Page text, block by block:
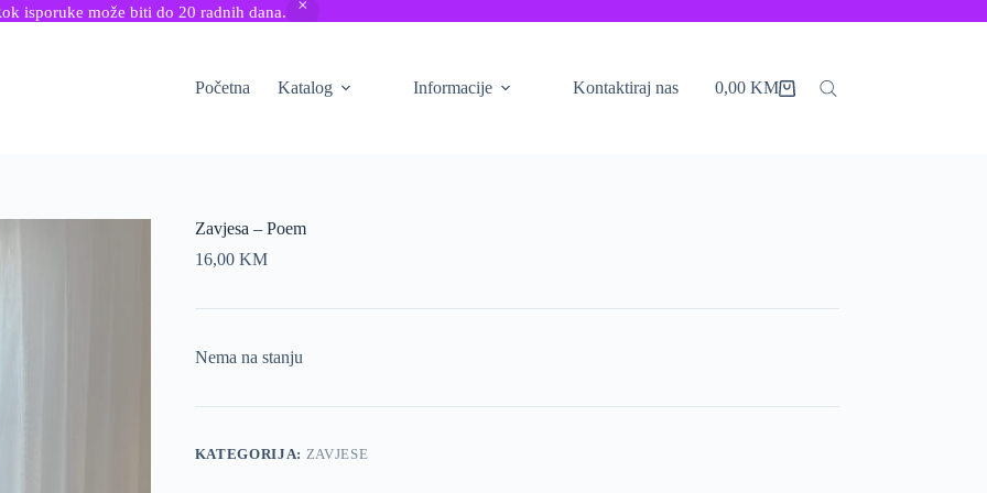
isporuke može biti do 20 radnih dana.
Početna
Katalog Informacije Kontaktiraj nas
Shopping
0,00 KM
Zavjesa – Poem
16,00 KM
Nema na stanju
KATEGORIJA: ZAVJESE